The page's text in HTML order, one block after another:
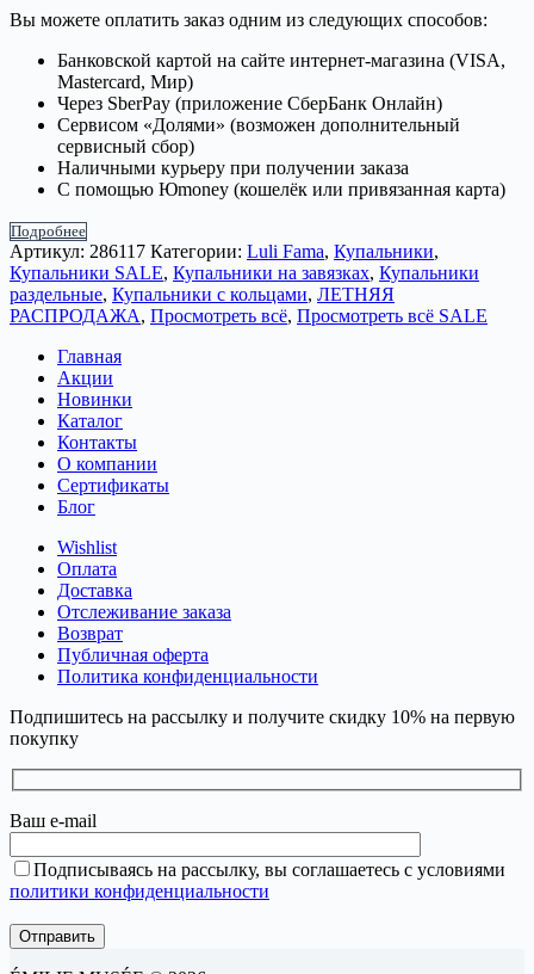
Вы можете оплатить заказ одним из следующих способов:
Банковской картой на сайте интернет-магазина (VISA,
Mastercard, Мир)
Через SberPay (приложение СберБанк Онлайн)
Сервисом «Долями» (возможен дополнительный
сервисный сбор)
Наличными курьеру при получении заказа
С помощью Юmoney (кошелёк или привязанная карта)
Подробнее
Артикул: 286117 Категории: Luli Fama, Купальники,
Купальники SALE, Купальники на завязках, Купальники
раздельные, Купальники с кольцами, ЛЕТНЯЯ
РАСПРОДАЖА, Просмотреть всё, Просмотреть всё SALE
Главная
Акции
Новинки
Каталог
Контакты
О компании
Сертификаты
Блог
Wishlist
Оплата
Доставка
Отслеживание заказа
Возврат
Публичная оферта
Политика конфиденциальности
Подпишитесь на рассылку и получите скидку 10% на первую
покупку
Ваш e-mail
Подписываясь на рассылку, вы соглашаетесь с условиями
политики конфиденциальности